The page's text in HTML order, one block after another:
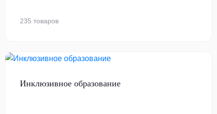
235 товаров
Инклюзивное образование